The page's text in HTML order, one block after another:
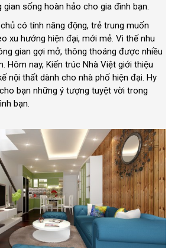
gian sống hoàn hảo cho gia đình bạn.
có tính năng động, trẻ trung muốn
xu hướng hiện đại, mới mẻ. Vì thế nhu
gian gợi mở, thông thoáng được nhiều
Hôm nay, Kiến trúc Nhà Việt giới thiệu
nội thất dành cho nhà phố hiện đại. Hy
bạn những ý tượng tuyệt vời trong
bạn.